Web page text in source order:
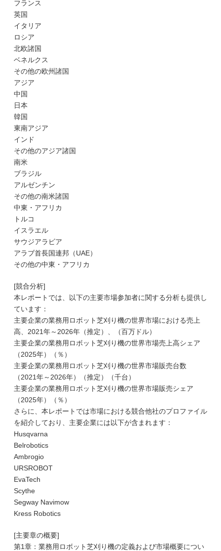
フランス
英国
イタリア
ロシア
北欧諸国
ベネルクス
その他の欧州諸国
アジア
中国
日本
韓国
東南アジア
インド
その他のアジア諸国
南米
ブラジル
アルゼンチン
その他の南米諸国
中東・アフリカ
トルコ
イスラエル
サウジアラビア
アラブ首長国連邦（UAE）
その他の中東・アフリカ
[競合分析]
本レポートでは、以下の主要市場参加者に関する分析も提供し
ています：
主要企業の業務用ロボット芝刈り機の世界市場における売上
高、2021年～2026年（推定）、（百万ドル）
主要企業の業務用ロボット芝刈り機の世界市場売上高シェア
（2025年）（％）
主要企業の業務用ロボット芝刈り機の世界市場販売台数
（2021年～2026年）（推定）（千台）
主要企業の業務用ロボット芝刈り機の世界市場販売シェア
（2025年）（％）
さらに、本レポートでは市場における競合他社のプロファイル
を紹介しており、主要企業には以下が含まれます：
Husqvarna
Belrobotics
Ambrogio
URSROBOT
EvaTech
Scythe
Segway Navimow
Kress Robotics
[主要章の概要]
第1章：業務用ロボット芝刈り機の定義および市場概要につい